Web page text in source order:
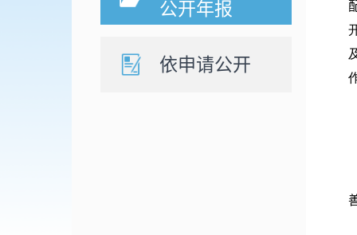
公开年报
依申请公开